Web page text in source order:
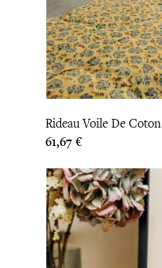
Rideau Voile De
Prix
61,67 €